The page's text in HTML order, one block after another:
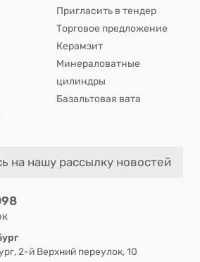
Пригласить в тендер
Торговое предложение
Керамзит
Минераловатные
цилиндры
Базальтовая вата
на нашу рассылку новостей
2-й Верхний переулок, 10